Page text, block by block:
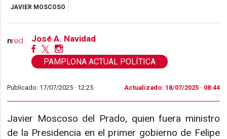
JAVIER MOSCOSO
José A. Navidad
PAMPLONA ACTUAL POLÍTICA
Publicado: 17/07/2025 · 12:25 Actualizado: 18/07/2025 · 08:44
Javier Moscoso del Prado, quien fuera ministro
de la Presidencia en el primer gobierno de Felipe